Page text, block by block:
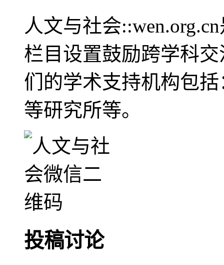
人文与社会
栏目设置鼓励跨学科
们的学术支持机构包
等研究所等。
投稿讨论